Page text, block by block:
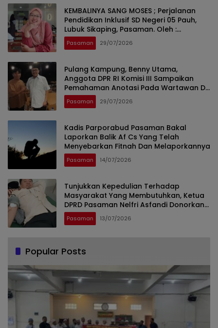
KEMBALINYA SANG MOSES ; Perjalanan
Pendidikan Inklusif SD Negeri 05 Pauh,
Lubuk Sikaping, Pasaman. Oleh :
Rahmawati Ismar SS ( Guru SDN Pauh ,
Lubuk Sikaping, Pasaman.)
Pasaman 29/07/2026
Pulang Kampung, Benny Utama,
Anggota DPR RI Komisi III Sampaikan
Pemahaman Anotasi Pada Wartawan Di
Pasaman
Pasaman 29/07/2026
Kadis Parporabud Pasaman Bakal
Laporkan Balik Af Cs Yang Telah
Menyebarkan Fitnah Dan Melaporkannya
Pasaman 14/07/2026
Tunjukkan Kepedulian Terhadap
Masyarakat Yang Membutuhkan, Ketua
DPRD Pasaman Nelfri Asfandi Donorkan
Darahnya
Pasaman 13/07/2026
Popular Posts